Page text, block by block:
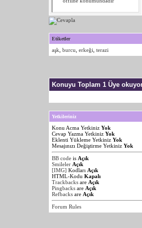
Etiketler
aşk burcu erkeği terazi
Konuyu Toplam 1 Üye
Yetkileriniz
Konu Acma Yetkiniz Yok
Cevap Yazma Yetkiniz Yok
Eklenti Yükleme Yetkiniz Yok
Mesajınızı Değiştirme Yetkiniz Yok
BB code is Açık
Smileler Açık
[IMG] Kodları Açık
HTML-Kodu Kapalı
Trackbacks are Açık
Pingbacks are Açık
Refbacks are Açık
Forum Rules